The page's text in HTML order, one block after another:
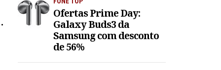
Ofertas Prime Day:
Galaxy Buds3 da
Samsung com desconto
de 56%